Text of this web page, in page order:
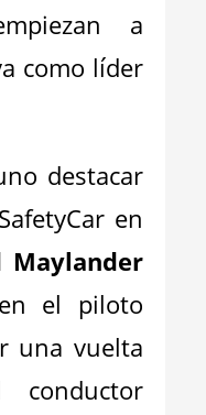
a
como líder
destacar
en
Maylander
el piloto
una vuelta